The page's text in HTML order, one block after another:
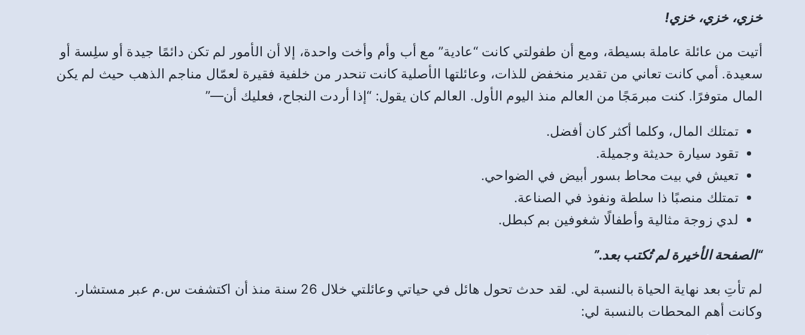
خزي، خزي، خزي!
أتيت من عائلة عاملة بسيطة، ومع أن طفولتي كانت “عادية” مع أب وأم وأخت واحدة، إلا أن الأمور لم تكن دائمًا جيدة أو سلِسة أو
سعيدة. أمي كانت تعاني من تقدير منخفض للذات، وعائلتها الأصلية كانت تنحدر من خلفية فقيرة لعمّال مناجم الذهب حيث لم يكن
المال متوفرًا. كنت مبرمَجًا من العالم منذ اليوم الأول. العالم كان يقول: “إذا أردت النجاح، فعليك أن—”
تمتلك المال، وكلما أكثر كان أفضل.
تقود سيارة حديثة وجميلة.
تعيش في بيت محاط بسور أبيض في الضواحي.
تمتلك منصبًا ذا سلطة ونفوذ في الصناعة.
لدي زوجة مثالية وأطفالًا شغوفين بم كبطل.
“الصفحة الأخيرة لم تُكتب بعد.”
لم تأتِ بعد نهاية الحياة بالنسبة لي. لقد حدث تحول هائل في حياتي وعائلتي خلال 26 سنة منذ أن اكتشفت س.م عبر مستشار.
وكانت أهم المحطات بالنسبة لي: